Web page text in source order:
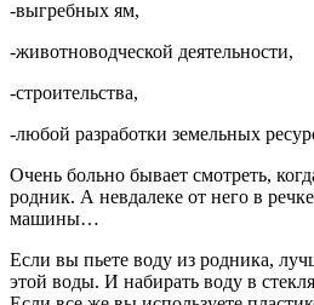
-выгребных ям,
-животноводческой деятельности,
-строительства,
-любой разработки земельных
Очень больно бывает смотреть,
родник. А невдалеке от него в
машины…
Если вы пьете воду из родника,
этой воды. И набирать воду в